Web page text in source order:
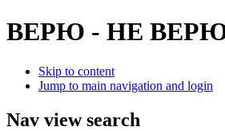
ВЕРЮ - НЕ
Skip to content
Jump to main navigation and login
Nav view search